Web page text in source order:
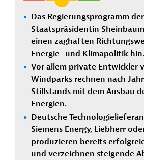
Das Regierungsprogramm
Staatspräsidentin
einen zaghaften
Energie- und Klimapolitik hin.
Vor allem private Entwickler
Windparks rechnen nach
Stillstands mit dem Ausbau
Energien.
Deutsche
Siemens Energy, Liebherr
produzieren bereits
und verzeichnen steigende